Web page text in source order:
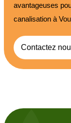
avantageuses
canalisation à
Contactez